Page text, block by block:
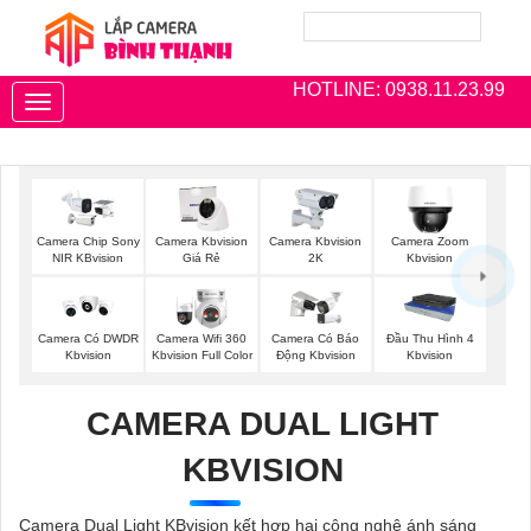
HOTLINE: 0938.11.23.99
Toggle
navigation
Camera Chip Sony
NIR KBvision
Camera Kbvision
Giá Rẻ
Camera Kbvision
2K
Camera Zoom
Kbvision
Camera Có DWDR
Kbvision
Camera Wifi 360
Kbvision Full Color
Camera Có Báo
Động Kbvision
Đầu Thu Hình 4
Kbvision
CAMERA DUAL LIGHT
KBVISION
Camera Dual Light KBvision kết hợp hai công nghệ ánh sáng